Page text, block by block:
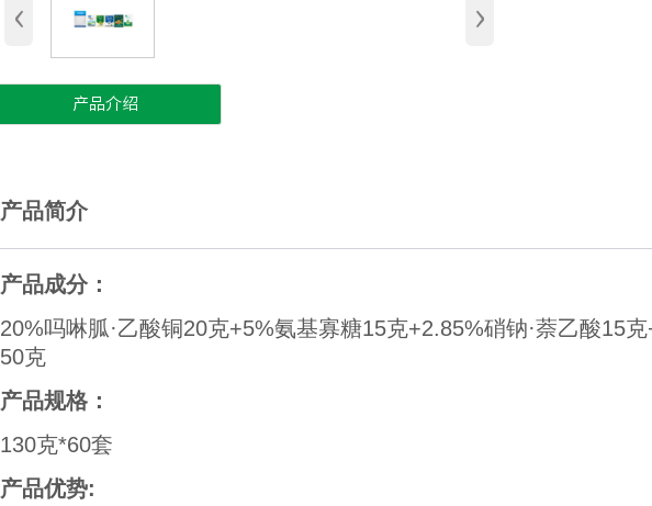
‹ ›
产品介绍
产品简介
产品成分：
20%吗啉胍·乙酸铜20克+5%氨基寡糖15克+2.85%硝钠·萘乙酸15
50克
产品规格：
130克*60套
产品优势: